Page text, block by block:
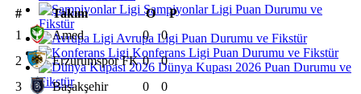
Şampiyonlar Ligi Puan Durumu ve
Fikstür
Avrupa Ligi Puan Durumu ve Fikstür
Konferans Ligi Puan Durumu ve Fikstür
Dünya Kupası 2026 Puan Durumu ve
Fikstür
# Takım O
P
1
Amed 0
0
2
Erzurumspor FK 0
0
3
Başakşehir 0
0